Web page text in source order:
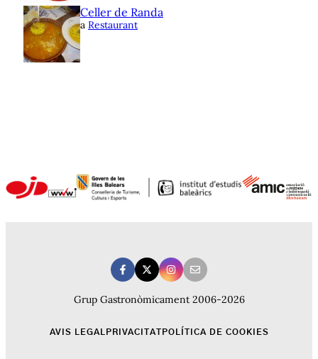
Celler de Randa
a Restaurant
Grup Gastronòmicament 2006-2026
AVIS LEGAL PRIVACITAT POLÍTICA DE COOKIES